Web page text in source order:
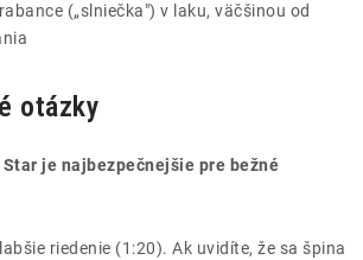
(„slniečka") v laku, väčšinou od
otázky
je najbezpečnejšie pre bežné
riedenie (1:20). Ak uvidíte, že sa špina